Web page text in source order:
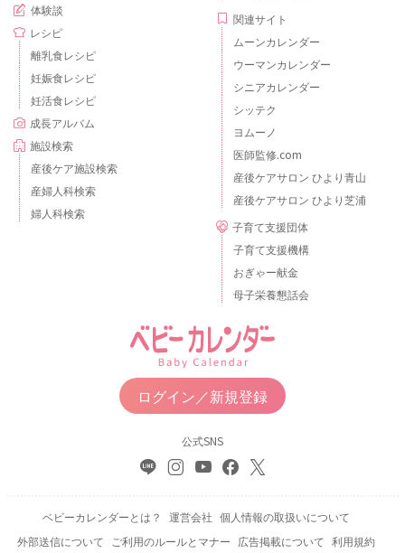
体験談
レシピ
離乳食レシピ
妊娠食レシピ
妊活食レシピ
成長アルバム
施設検索
産後ケア施設検索
産婦人科検索
婦人科検索
関連サイト
ムーンカレンダー
ウーマンカレンダー
シニアカレンダー
シッテク
ヨムーノ
医師監修.com
産後ケアサロン ひより青山
産後ケアサロン ひより芝浦
子育て支援団体
子育て支援機構
おぎゃー献金
母子栄養懇話会
ログイン／新規登録
公式SNS
ベビーカレンダーとは？ 運営会社 個人情報の取扱いについて
外部送信について
ご利用のルールとマナー 広告掲載について 利用規約